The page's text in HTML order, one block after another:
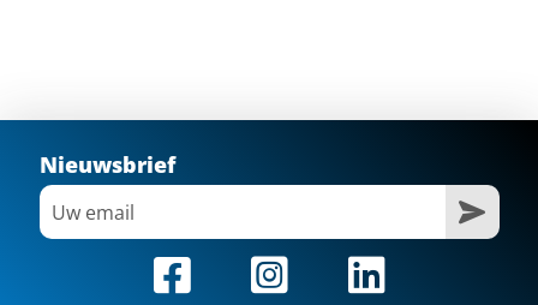
Nieuwsbrief